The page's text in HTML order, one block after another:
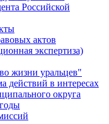
Российской
актов
экспертиза)
жизни уральцев"
действий в интересах
округа